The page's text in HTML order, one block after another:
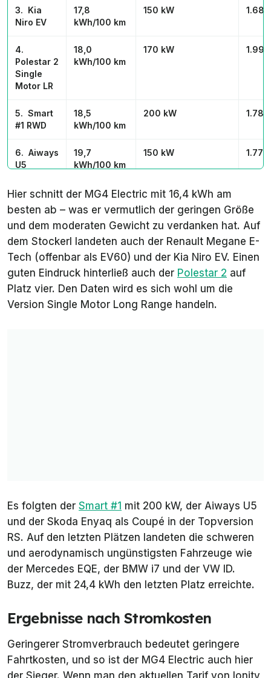
3. Kia
Niro EV
17,8
kWh/100 km
150 kW
4.
Polestar 2
Single
Motor LR
18,0
kWh/100 km
170 kW
5. Smart
#1 RWD
18,5
kWh/100 km
200 kW
6. Aiways
U5
19,7
kWh/100 km
150 kW
7. Skoda
Enyaq
Coupé RS
19,9
220 kW
8.
Mercedes
EQE 350
20,4
kWh/100 km
215 kW
9. BMW
i7
22,2
kWh/100 km
400 kW
Hier schnitt der MG4 Electric mit 16,4 kWh am
besten ab – was er vermutlich der geringen Größe
und dem moderaten Gewicht zu verdanken hat. Auf
dem Stockerl landeten auch der Renault Megane E-
Tech (offenbar als EV60) und der Kia Niro EV. Einen
guten Eindruck hinterließ auch der Polestar 2 auf
Platz vier. Den Daten wird es sich wohl um die
Version Single Motor Long Range handeln.
Es folgten der Smart #1 mit 200 kW, der Aiways U5
und der Skoda Enyaq als Coupé in der Topversion
RS. Auf den letzten Plätzen landeten die schweren
und aerodynamisch ungünstigsten Fahrzeuge wie
der Mercedes EQE, der BMW i7 und der VW ID.
Buzz, der mit 24,4 kWh den letzten Platz erreichte.
Ergebnisse nach Stromkosten
Geringerer Stromverbrauch bedeutet geringere
Fahrtkosten, und so ist der MG4 Electric auch hier